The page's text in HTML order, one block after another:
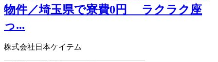
物件／埼玉県で寮費0円 ラクラク座
っ...
株式会社日本ケイテム